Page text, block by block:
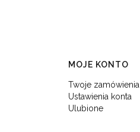
MOJE KONTO
Twoje zamówienia
Ustawienia konta
Ulubione